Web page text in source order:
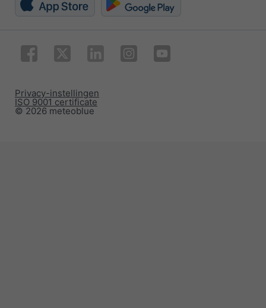
© 2026 meteoblue
ISO 9001 certificate
Privacy-instellingen